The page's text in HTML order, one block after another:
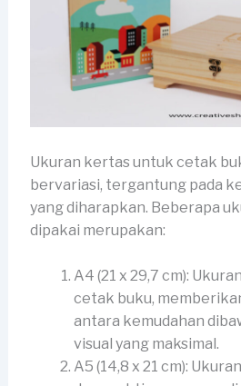
Ukuran kertas untuk cetak
bervariasi, tergantung pada
yang diharapkan. Beberapa
dipakai merupakan:
A4 (21 x 29,7 cm):
cetak buku,
antara kemudahan
visual yang maksimal.
A5 (14,8 x 21 cm):